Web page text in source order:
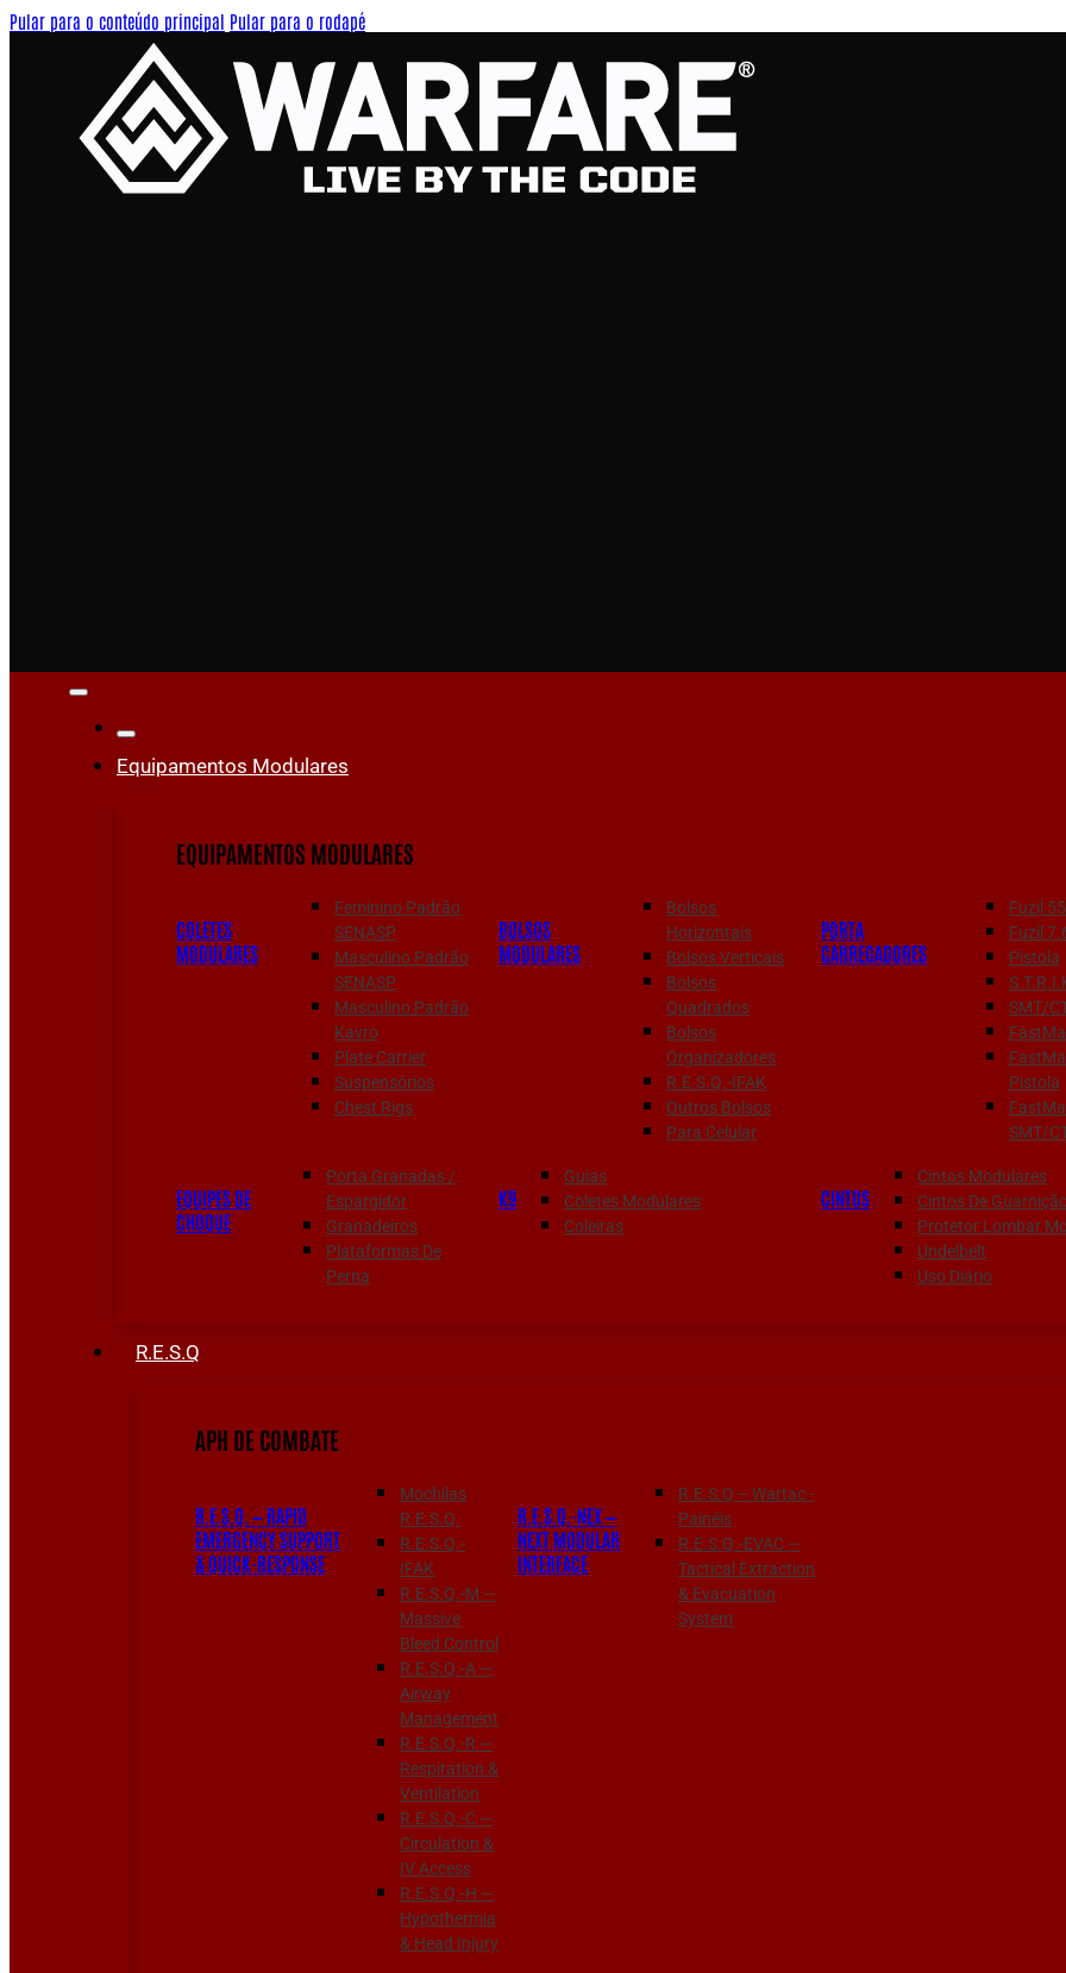
Pular para o conteúdo principal Pular para o rodapé
Equipamentos Modulares
EQUIPAMENTOS MODULARES
COLETES
MODULARES
Feminino Padrão
SENASP
Masculino Padrão
SENASP
Masculino Padrão
Kavro
Plate Carrier
Suspensórios
Chest Rigs
BOLSOS
MODULARES
Bolsos
Horizontais
Bolsos Verticais
Bolsos
Quadrados
Bolsos
Organizadores
R.E.S.Q.-IFAK
Outros Bolsos
Para Celular
PORTA
CARREGADORES
Fuzil
Fuzil
Pistola
SMT/
Pistola
SMT/
EQUIPES DE
CHOQUE
Porta Granadas /
Espargidor
Granadeiros
Plataformas De
Perna
K9
Guias
Coletes Modulares
Coleiras
CINTOS
Cintos Modulares
Cintos De Guarnição
Protetor Lombar
Undelbelt
Uso Diário
R.E.S.Q
APH DE COMBATE
R.E.S.Q. — RAPID
EMERGENCY SUPPORT
& QUICK-RESPONSE
Mochilas
R.E.S.Q.
R.E.S.Q.-
IFAK
R.E.S.Q.-M —
Massive
Bleed Control
R.E.S.Q.-A —
Airway
Management
R.E.S.Q.-R —
Respiration &
Ventilation
R.E.S.Q.-C —
Circulation &
IV Access
R.E.S.Q.-H —
Hypothermia
& Head Injury
R.E.S.Q.-NEX —
NEXT MODULAR
INTERFACE
R.E.S.Q – Wartac -
Painéis
R.E.S.Q.-EVAC —
Tactical Extraction
& Evacuation
System